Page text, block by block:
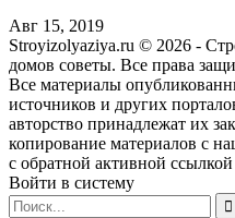
Авг 15, 2019
Stroyizolyaziya.ru © 2026 -
домов советы. Все права
Все материалы
источников и других
авторство принадлежат их
копирование материалов с
с обратной активной
Войти в систему